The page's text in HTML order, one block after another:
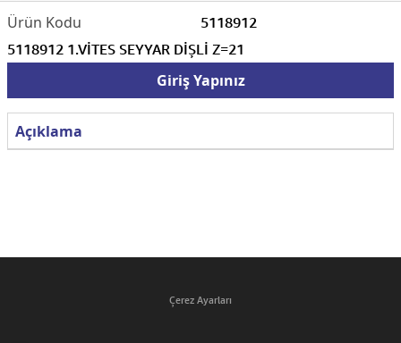
5118912
5118912 1.VİTES SEYYAR DİŞLİ Z=21
Giriş Yapınız
Açıklama
Çerez Ayarları